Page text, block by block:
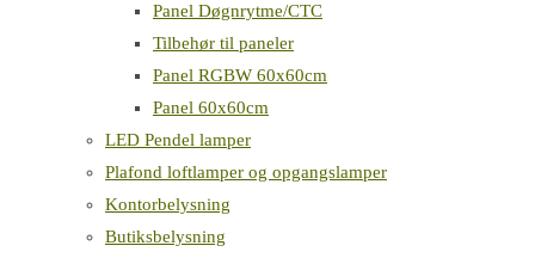
Panel Døgnrytme/CTC
Tilbehør til paneler
Panel RGBW 60x60cm
Panel 60x60cm
LED Pendel lamper
Plafond loftlamper og opgangslamper
Kontorbelysning
Butiksbelysning